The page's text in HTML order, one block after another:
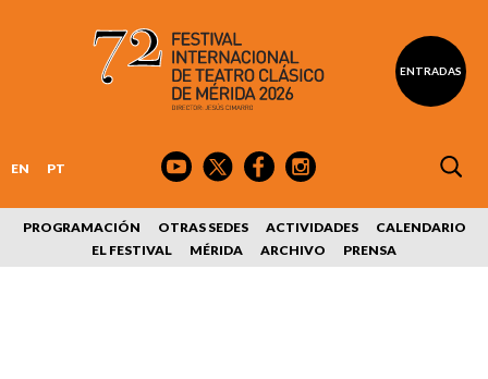
ENTRADAS
EN PT
PROGRAMACIÓN OTRAS SEDES ACTIVIDADES
CALENDARIO
EL FESTIVAL
MÉRIDA ARCHIVO PRENSA